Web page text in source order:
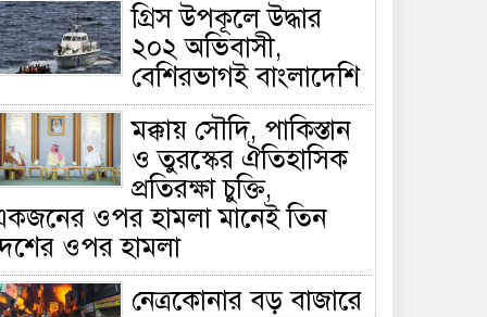
গ্রিস উপকূলে উদ্ধার
২০২ অভিবাসী,
বেশিরভাগই বাংলাদেশি
মক্কায় সৌদি, পাকিস্তান
ও তুরস্কের ঐতিহাসিক
প্রতিরক্ষা চুক্তি,
ওপর হামলা মানেই তিন
ওপর হামলা
নেত্রকোনার বড় বাজারে